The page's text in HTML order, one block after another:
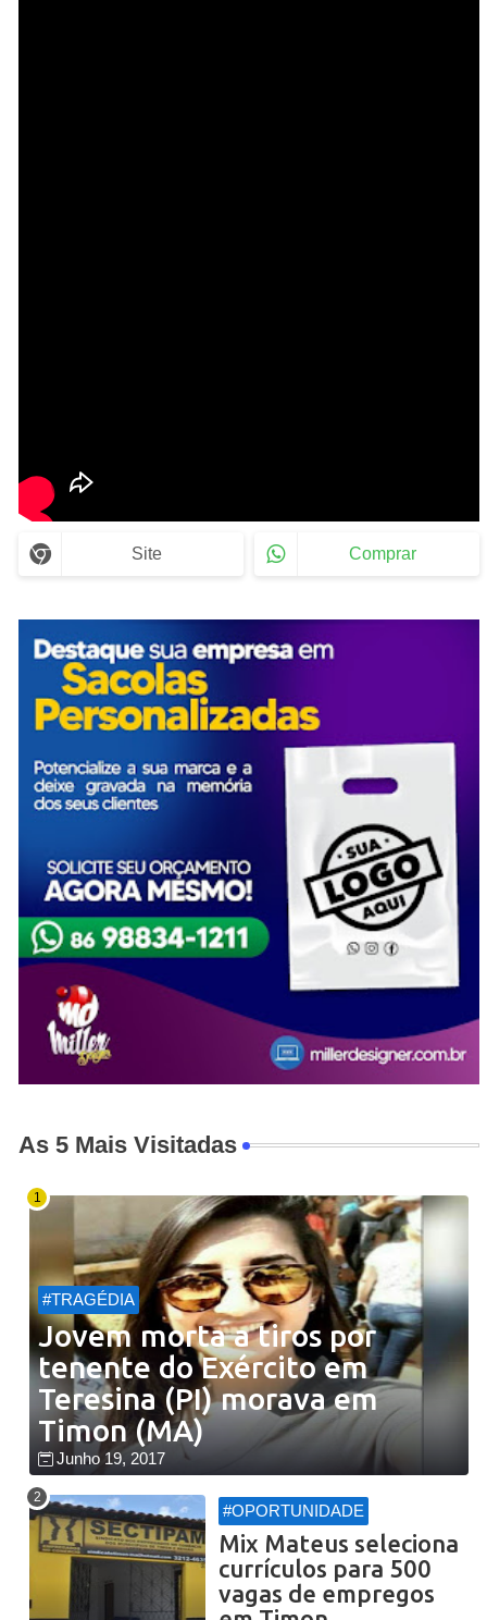
Site Comprar
As 5 Mais Visitadas
#TRAGÉDIA
Jovem morta a tiros por
tenente do Exército em
Teresina (PI) morava em
Timon (MA)
Junho 19, 2017
#OPORTUNIDADE
Mix Mateus seleciona
currículos para 500
vagas de empregos